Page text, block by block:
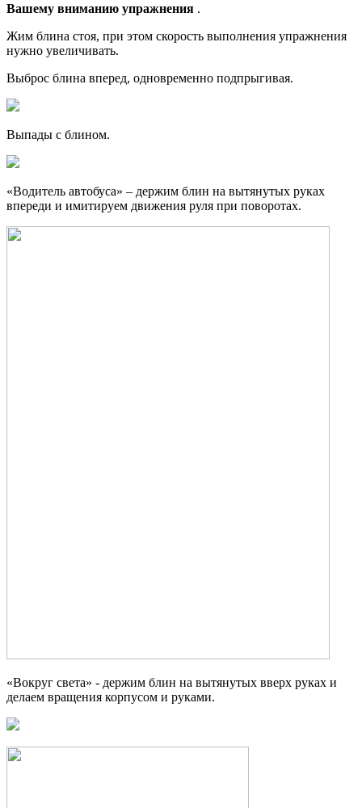
Вашему вниманию упражнения .
Жим блина стоя, при этом скорость выполнения упражнения
нужно увеличивать.
Выброс блина вперед, одновременно подпрыгивая.
Выпады с блином.
«Водитель автобуса» – держим блин на вытянутых руках
впереди и имитируем движения руля при поворотах.
«Вокруг света» - держим блин на вытянутых вверх руках и
делаем вращения корпусом и руками.